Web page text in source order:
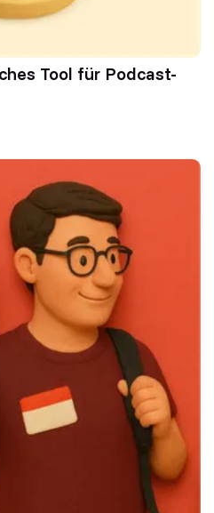
Tool für Podcast-